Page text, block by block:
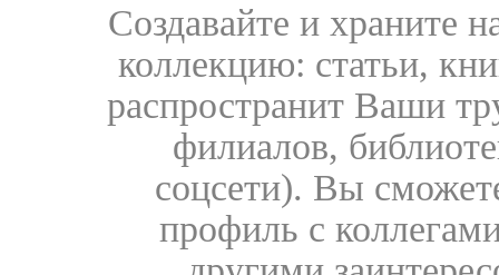
Создавайте и храните
коллекцию: статьи,
распространит Ваши
филиалов,
соцсети). Вы
профиль с